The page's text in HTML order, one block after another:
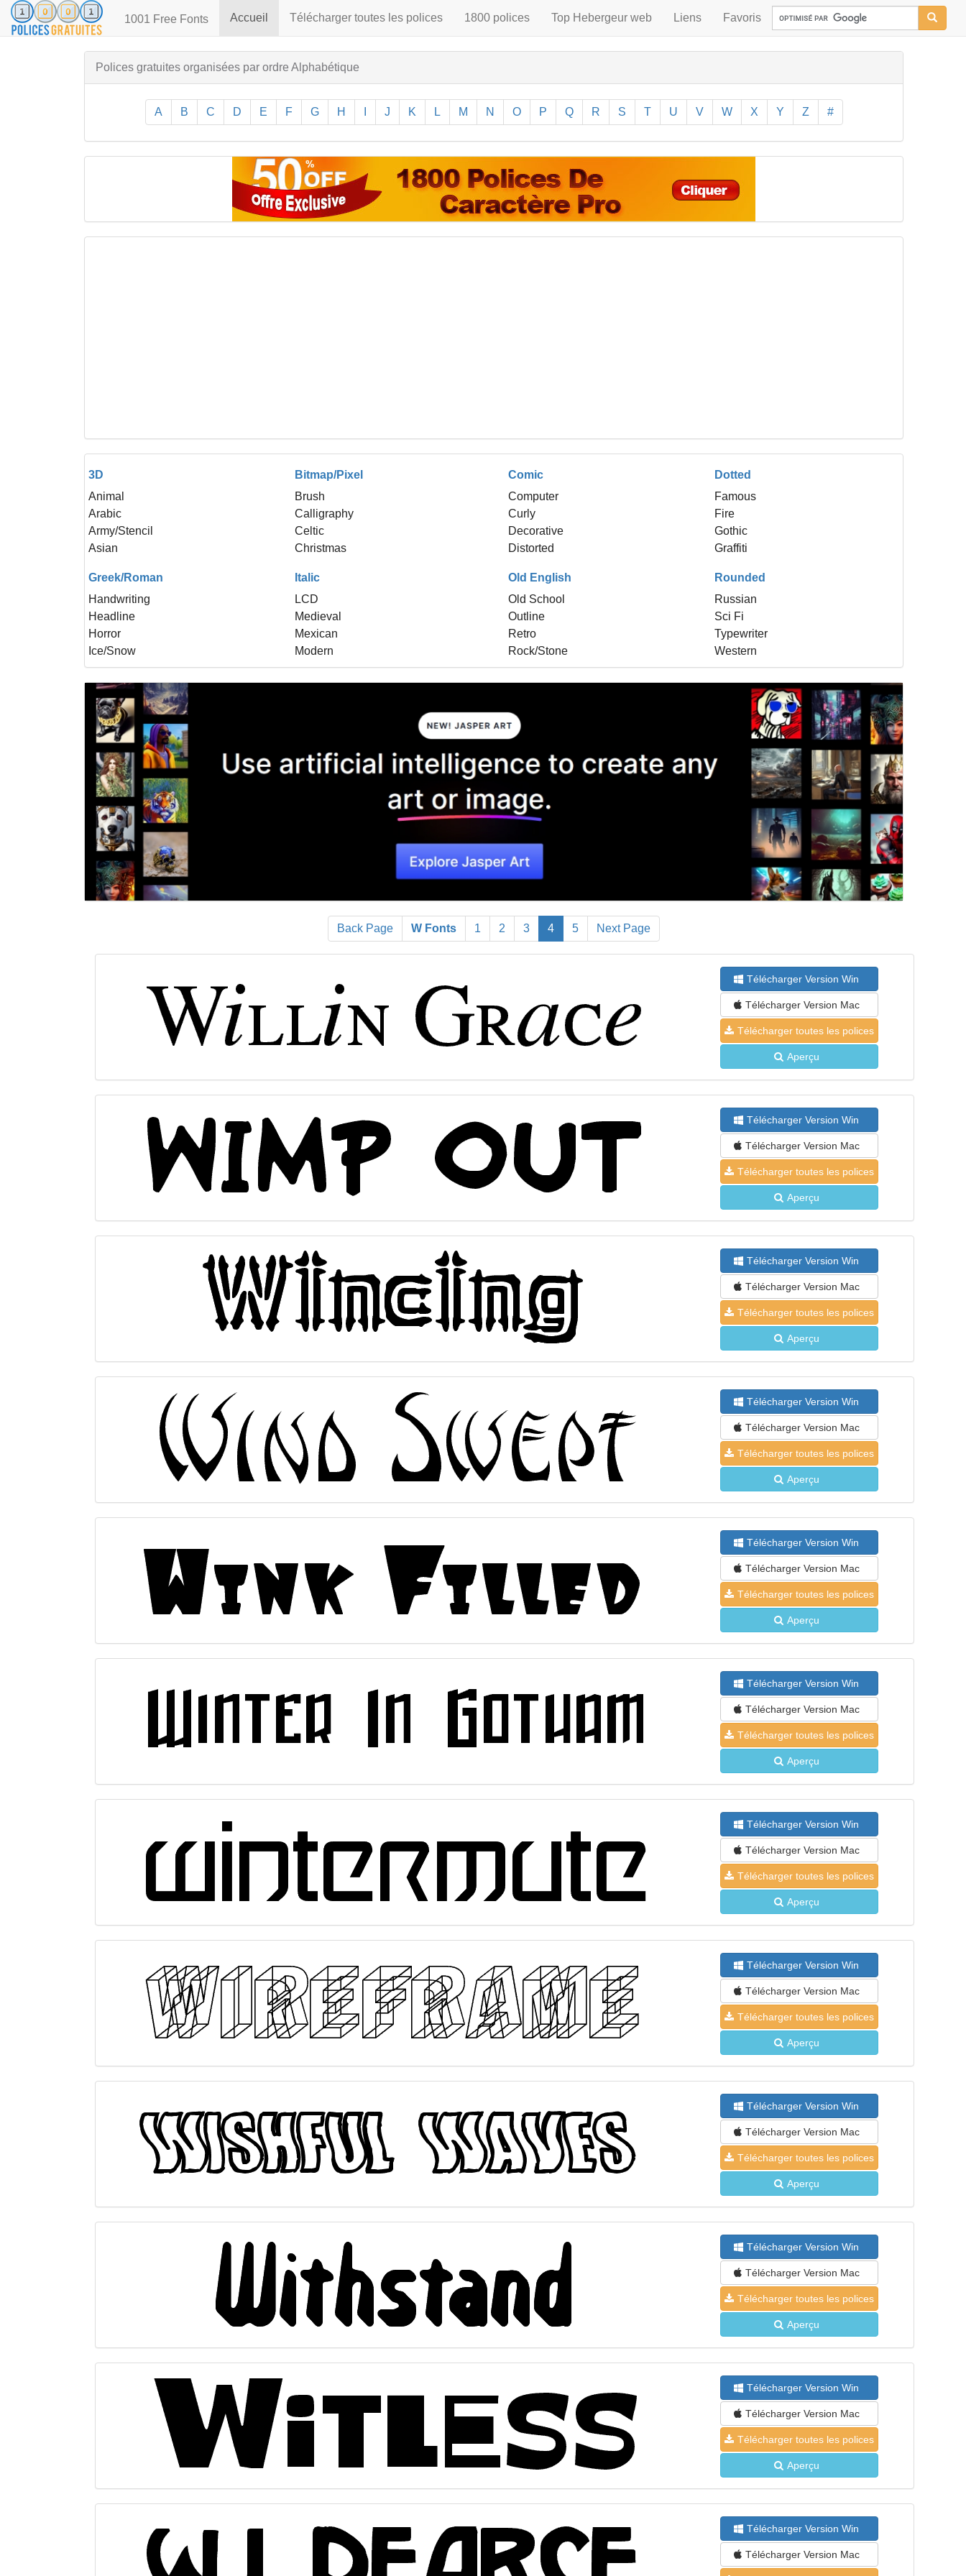
1001 Free Fonts Accueil (current)
Télécharger toutes les polices 1800 polices Top Hebergeur web Liens Favoris
Polices gratuites organisées par ordre Alphabétique
A B C D E F G H J K L M N O P Q R S T U V W X Y Z #
3D
Animal
Arabic
Army/Stencil
Asian
Bitmap/Pixel
Brush
Calligraphy
Celtic
Christmas
Comic
Computer
Curly
Decorative
Distorted
Dotted
Famous
Fire
Gothic
Graffiti
Greek/Roman
Handwriting
Headline
Horror
Ice/Snow
Italic
LCD
Medieval
Mexican
Modern
Old English
Old School
Outline
Retro
Rock/Stone
Rounded
Russian
Sci Fi
Typewriter
Western
Back Page W Fonts 1 2 3 4 5 Next Page
Télécharger Version Win
Télécharger Version Mac
Télécharger toutes les polices
Aperçu
Télécharger Version Win
Télécharger Version Mac
Télécharger toutes les polices
Aperçu
Télécharger Version Win
Télécharger Version Mac
Télécharger toutes les polices
Aperçu
Télécharger Version Win
Télécharger Version Mac
Télécharger toutes les polices
Aperçu
Télécharger Version Win
Télécharger Version Mac
Télécharger toutes les polices
Aperçu
Télécharger Version Win
Télécharger Version Mac
Télécharger toutes les polices
Aperçu
Télécharger Version Win
Télécharger Version Mac
Télécharger toutes les polices
Aperçu
Télécharger Version Win
Télécharger Version Mac
Télécharger toutes les polices
Aperçu
Télécharger Version Win
Télécharger Version Mac
Télécharger toutes les polices
Aperçu
Télécharger Version Win
Télécharger Version Mac
Télécharger toutes les polices
Aperçu
Télécharger Version Win
Télécharger Version Mac
Télécharger toutes les polices
Aperçu
Télécharger Version Win
Télécharger Version Mac